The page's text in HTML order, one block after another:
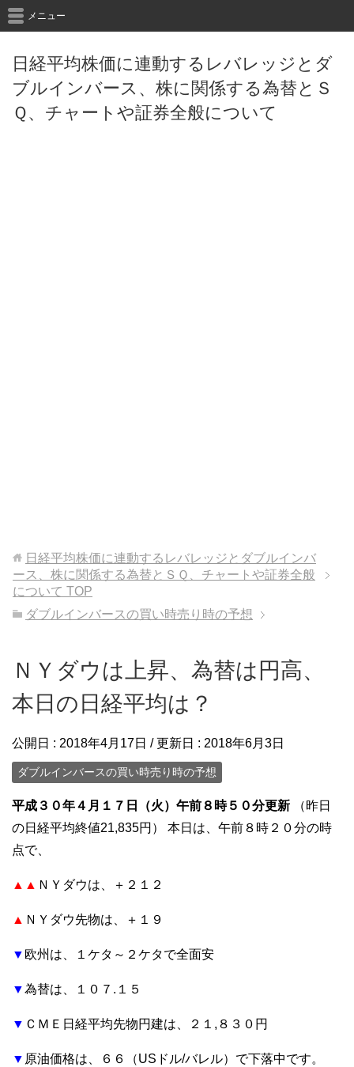
日経平均株価に連動するレバレッジとダ
ブルインバース、株に関係する為替とＳ
Ｑ、チャートや証券全般について
メニュー
日経平均株価に連動するレバレッジとダブルインバ
ース、株に関係する為替とＳＱ、チャートや証券全般
について TOP
ダブルインバースの買い時売り時の予想
ＮＹダウは上昇、為替は円高、
本日の日経平均は？
公開日 : 2018年4月17日 / 更新日 : 2018年6月3日
ダブルインバースの買い時売り時の予想
平成３０年４月１７日（火）午前８時５０分更新 （昨日
の日経平均終値21,835円）
本日は、午前８時２０分の時
点で、
▲▲ ＮＹダウは、＋２１２
▲ ＮＹダウ先物は、＋１９
▼ 欧州は、１ケタ～２ケタで全面安
▼為替は、１０７.１５
▼ ＣＭＥ日経平均先物円建は、２１,８３０円
▼ 原油価格は、６６（USドル/バレル）で下落中です。